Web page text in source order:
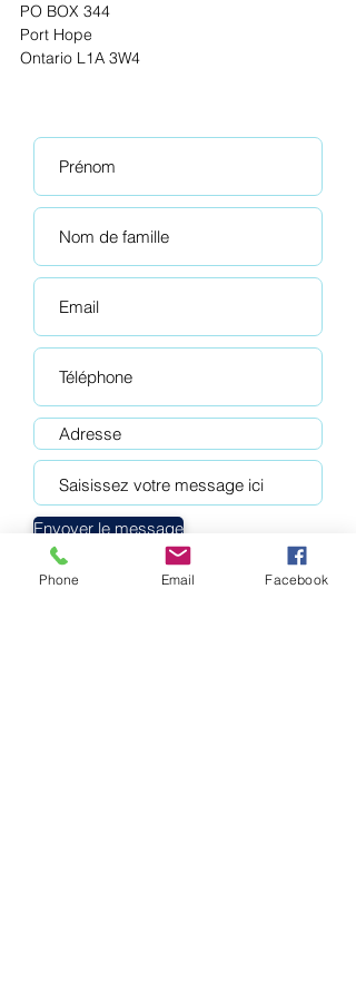
PO BOX 344
Port Hope
Ontario L1A 3W4
Envoyer le message
Phone Email Facebook